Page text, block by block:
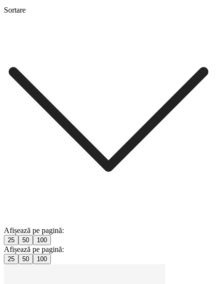
Sortare
Afișează pe pagină:
25 50 100
Afișează pe pagină:
25 50 100